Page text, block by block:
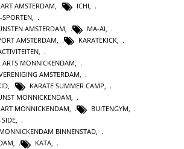
AMSTERDAM
ICHI
AMSTERDAM
MA-AI
AMSTERDAM
KARATEKICK
ARTS MONNICKENDAM,
AMSTERDAM,
, KARATE SUMMER CAMP,
MONNICKENDAM,
MONNICKENDAM, BUITENGYM,
,
BINNENSTAD,
, KATA,